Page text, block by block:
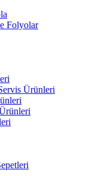
Folyolar
Ürünleri